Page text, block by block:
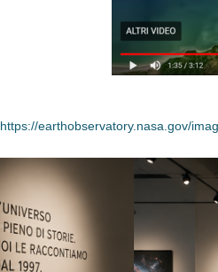
https://earthobservatory.nasa.gov/